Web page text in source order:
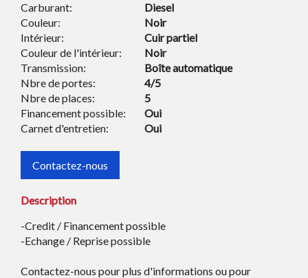
Carburant:
Diesel
Couleur:
Noir
Intérieur:
Cuir partiel
Couleur de l'intérieur:
Noir
Transmission:
Boîte automatique
Nbre de portes:
4/5
Nbre de places:
5
Financement possible:
Oui
Carnet d'entretien:
Oui
Contactez-nous
Description
-Credit / Financement possible
-Echange / Reprise possible
Contactez-nous pour plus d'informations ou pour